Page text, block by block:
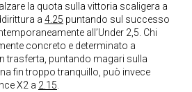
la quota sulla vittoria scaligera a
a 4.25 puntando sul successo
all’Under 2,5. Chi
concreto e determinato a
trasferta, puntando magari sulla
fin troppo tranquillo, può invece
X2 a 2.15.